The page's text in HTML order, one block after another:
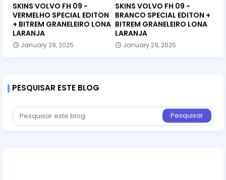
SKINS VOLVO FH 09 -
VERMELHO SPECIAL EDITON
+ BITREM GRANELEIRO LONA
LARANJA
January 29, 2025
SKINS VOLVO FH 09 -
BRANCO SPECIAL EDITON +
BITREM GRANELEIRO LONA
LARANJA
January 29, 2025
PESQUISAR ESTE BLOG